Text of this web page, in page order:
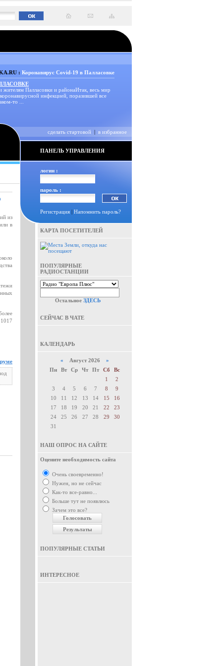
: Коронавирус Covid-19 в Палласовке
Палласовки и районаИтак, весь мир
инфекцией, поразившей все
то ...
сделать стартовой | в избранное
ПАНЕЛЬ УПРАВЛЕНИЯ
из
в
логин :
пароль :
Регистрация | Напомнить пароль?
КАРТА ПОСЕТИТЕЛЕЙ
ПОПУЛЯРНЫЕ
РАДИОСТАНЦИИ
Остальное ЗДЕСЬ
СЕЙЧАС В ЧАТЕ
КАЛЕНДАРЬ
« Август 2026 »
Пн
Вт Ср Чт Пт Сб
Вс
1
2
3
4 5 6 7 8
9
10
11 12 13 14 15
16
17
18 19 20 21 22
23
24
25 26 27 28 29
30
31
НАШ ОПРОС НА САЙТЕ
Оцените необходимость сайта
Очень своевременно!
Нужен, но не сейчас
Как-то все-равно...
Больше тут не появлюсь
Зачем это все?
ПОПУЛЯРНЫЕ СТАТЬИ
ИНТЕРЕСНОЕ